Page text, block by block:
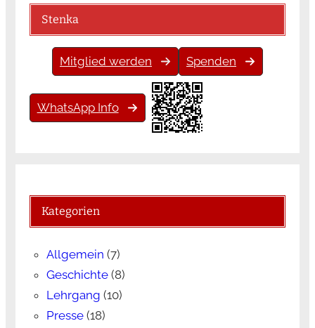
Stenka
Mitglied werden Spenden
WhatsApp Info
Kategorien
Allgemein (7)
Geschichte(8)
Lehrgang (10)
Presse(18)